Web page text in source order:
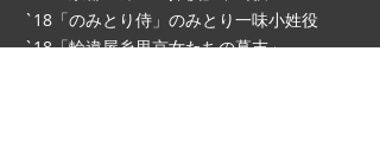
`18「のみとり侍」のみとり一味小姓役
`18「輪違屋⽷⾥京⼥たちの幕末」